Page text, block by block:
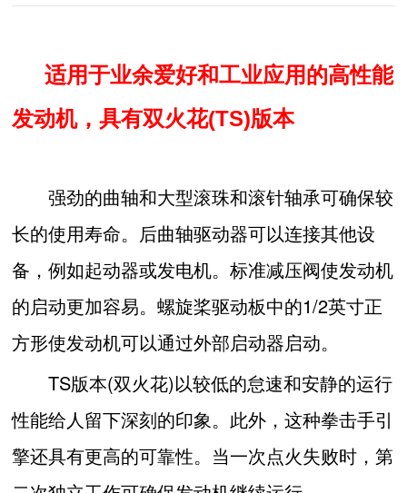
适用于业余爱好和工业应用的高性能
发动机，具有双火花(TS)版本
强劲的曲轴和大型滚珠和滚针轴承可确保较
长的使用寿命。后曲轴驱动器可以连接其他设
备，例如起动器或发电机。标准减压阀使发动机
的启动更加容易。螺旋桨驱动板中的1/2英寸正
方形使发动机可以通过外部启动器启动。
TS版本(双火花)以较低的怠速和安静的运行
性能给人留下深刻的印象。此外，这种拳击手引
擎还具有更高的可靠性。当一次点火失败时，第